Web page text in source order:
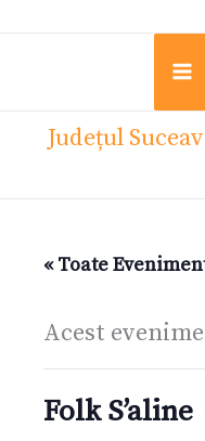
Județul
« Toate
Acest
Folk S’aline